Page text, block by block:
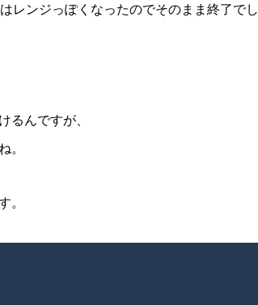
レンジっぽくなったのでそのまま終了でし
るんですが、
。
。